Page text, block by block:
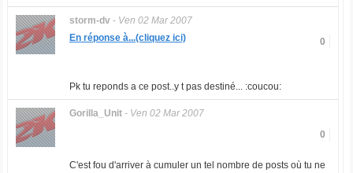
storm-dv- Ven 02 Mar 2007
0
En réponse à...(cliquez ici)
Pk tu reponds a ce post..y t pas destiné... :coucou:
Gorilla_Unit- Ven 02 Mar 2007
0
C'est fou d'arriver à cumuler un tel nombre de posts où tu ne